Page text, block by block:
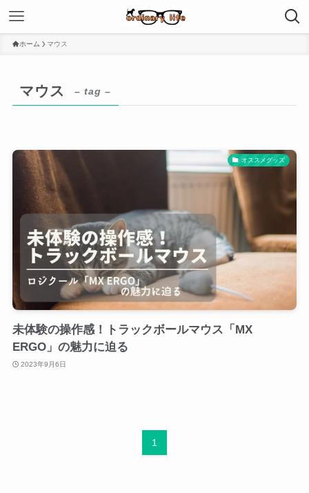
ホーム マウス
マウス – tag –
オススメグッズ
未体験の操作感！トラックボールマウス「MX
ERGO」の魅力に迫る
2023年9月6日
1